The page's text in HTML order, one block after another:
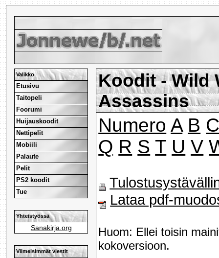
Valikko
Etusivu
Taitopeli
Foorumi
Huijauskoodit
Nettipelit
Mobiili
Palaute
Pelit
PS2 koodit
Tue
Yhteistyössä
Sanakirja.org
Viimeisimmät viestit
Koodit - Wild
Assassins
Numero A B
Q R S T U V
Lataa pdf-
Huom: Ellei toisin
kokoversioon.